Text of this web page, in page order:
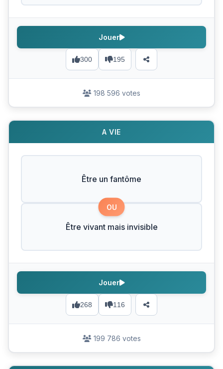
300 195
Jouer
198 596 votes
A VIE
Être un fantôme
OU
Être vivant mais invisible
268 116
Jouer
199 786 votes